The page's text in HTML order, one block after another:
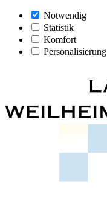
Notwendig
Statistik
Komfort
Personalisierung